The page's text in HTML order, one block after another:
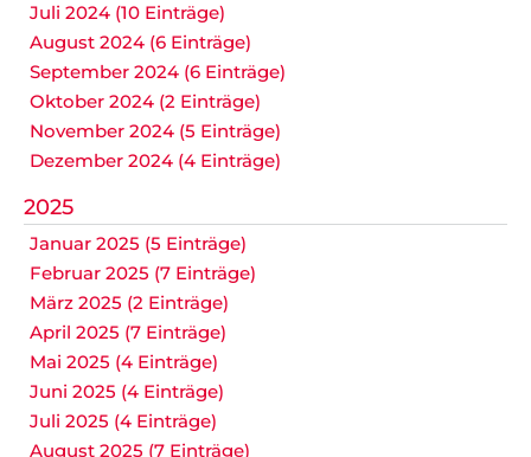
Juli 2024 (10 Einträge)
August 2024 (6 Einträge)
September 2024 (6 Einträge)
Oktober 2024 (2 Einträge)
November 2024 (5 Einträge)
Dezember 2024 (4 Einträge)
2025
Januar 2025 (5 Einträge)
Februar 2025 (7 Einträge)
März 2025 (2 Einträge)
April 2025 (7 Einträge)
Mai 2025 (4 Einträge)
Juni 2025 (4 Einträge)
Juli 2025 (4 Einträge)
August 2025 (7 Einträge)